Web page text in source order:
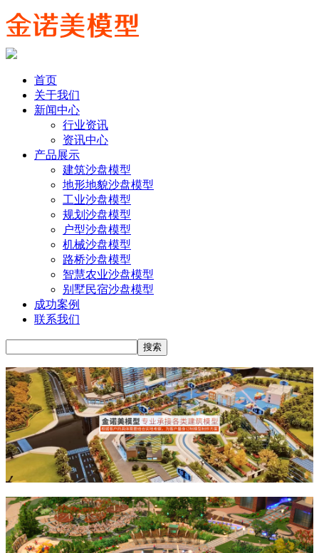
首页
关于我们
新闻中心
行业资讯
资讯中心
产品展示
建筑沙盘模型
地形地貌沙盘模型
工业沙盘模型
规划沙盘模型
户型沙盘模型
机械沙盘模型
路桥沙盘模型
智慧农业沙盘模型
别墅民宿沙盘模型
成功案例
联系我们